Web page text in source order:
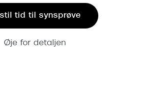
tid til synsprøve
Øje for detaljen